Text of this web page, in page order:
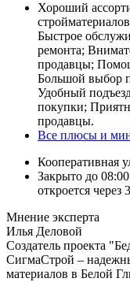
Хороший
Быстрое
ремонта;
продавцы;
Большой выбор
Удобный
покупки;
продавцы.
Все плюсы и
Кооперативная
Закрыто до 08:00
откроется через
Мнение эксперта
Илья Деловой
Создатель проекта
СигмаСтрой –
материалов в Белой